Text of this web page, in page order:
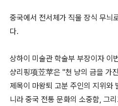
중국에서 전서체가 직물 장식 무늬
다.
상하이 미술관 학술부 부장이자 이
샹리핑项苙苹은 "천 냥의 금을 가
제목이 마왕퇴 고분 주인의 지위와
니라 중국 전통 문화의 소중함, 그